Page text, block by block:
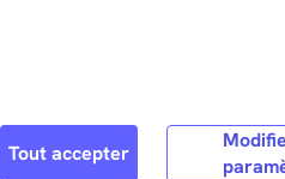
Chercher